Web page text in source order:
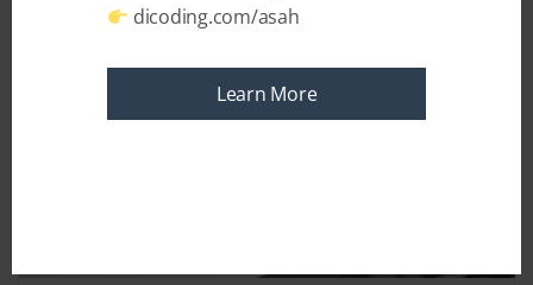
dicoding.com/asah
Learn More